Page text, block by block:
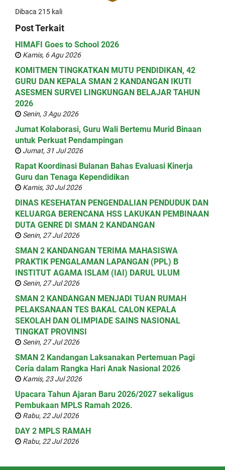
Dibaca 215 kali
Post Terkait
HIMAFI Goes to School 2026
Kamis, 6 Agu 2026
KOMITMEN TINGKATKAN MUTU PENDIDIKAN, 42
GURU DAN KEPALA SMAN 2 KANDANGAN IKUTI
ASESMEN SURVEI LINGKUNGAN BELAJAR TAHUN
2026
Senin, 3 Agu 2026
Jumat Kolaborasi, Guru Wali Bertemu Murid Binaan
untuk Perkuat Pendampingan
Jumat, 31 Jul 2026
Rapat Koordinasi Bulanan Bahas Evaluasi Kinerja
Guru dan Tenaga Kependidikan
Kamis, 30 Jul 2026
DINAS KESEHATAN PENGENDALIAN PENDUDUK DAN
KELUARGA BERENCANA HSS LAKUKAN PEMBINAAN
DUTA GENRE DI SMAN 2 KANDANGAN
Senin, 27 Jul 2026
SMAN 2 KANDANGAN TERIMA MAHASISWA
PRAKTIK PENGALAMAN LAPANGAN (PPL) B
INSTITUT AGAMA ISLAM (IAI) DARUL ULUM
Senin, 27 Jul 2026
SMAN 2 KANDANGAN MENJADI TUAN RUMAH
PELAKSANAAN TES BAKAL CALON KEPALA
SEKOLAH DAN OLIMPIADE SAINS NASIONAL
TINGKAT PROVINSI
Senin, 27 Jul 2026
SMAN 2 Kandangan Laksanakan Pertemuan Pagi
Ceria dalam Rangka Hari Anak Nasional 2026
Kamis, 23 Jul 2026
Upacara Tahun Ajaran Baru 2026/2027 sekaligus
Pembukaan MPLS Ramah 2026.
Rabu, 22 Jul 2026
DAY 2 MPLS RAMAH
Rabu, 22 Jul 2026